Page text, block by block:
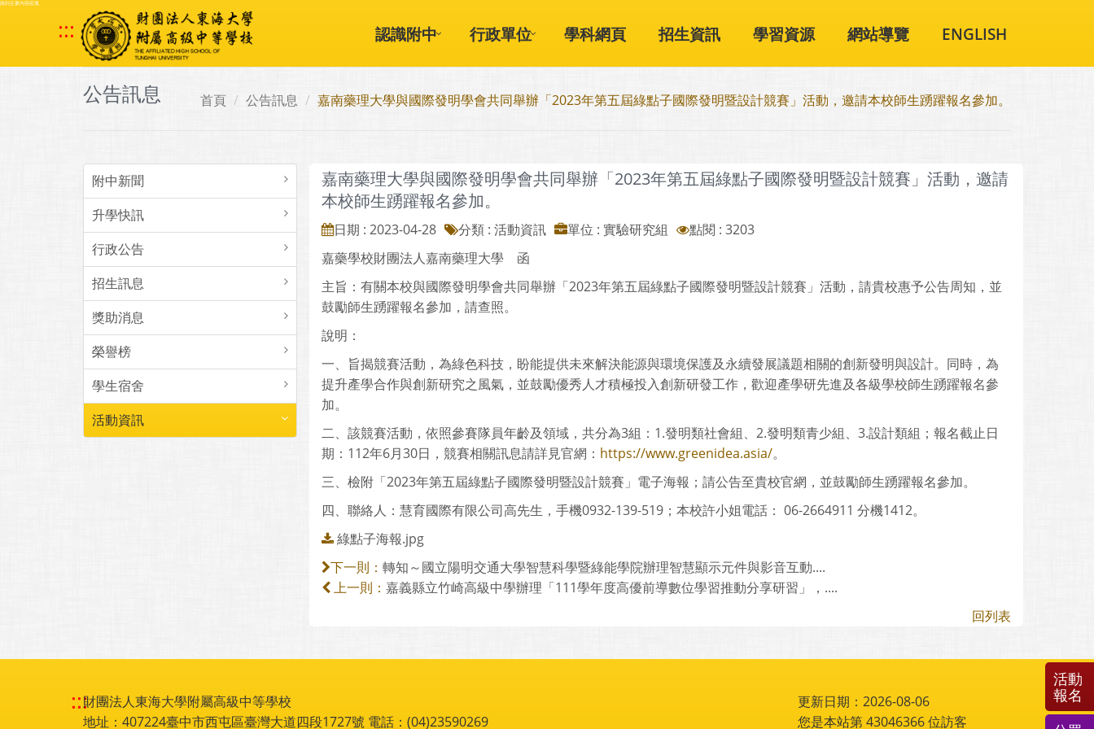
跳到主要內容區塊
::: 認識附中 行政單位 學科網頁 招生資訊 學習資源 網站導覽 ENGLISH
公告訊息 首頁 公告訊息 嘉南藥理大學與國際發明學會共同舉辦「2023年第五屆綠點子國際發明暨設計競賽」活動，邀請本校師生踴躍報名參加。
附中新聞
升學快訊
行政公告
招生訊息
獎助消息
榮譽榜
學生宿舍
活動資訊
嘉南藥理大學與國際發明學會共同舉辦「2023年第五屆綠點子國際發明暨設計競賽」活動，邀請
本校師生踴躍報名參加。
日期 : 2023-04-28 分類 : 活動資訊 單位 : 實驗研究組
點閱 : 3203
嘉藥學校財團法人嘉南藥理大學 函
主旨：有關本校與國際發明學會共同舉辦「2023年第五屆綠點子國際發明暨設計競賽」活動，請貴校惠予公告周知，並
鼓勵師生踴躍報名參加，請查照。
說明：
一、旨揭競賽活動，為綠色科技，盼能提供未來解決能源與環境保護及永續發展議題相關的創新發明與設計。同時，為
提升產學合作與創新研究之風氣，並鼓勵優秀人才積極投入創新研發工作，歡迎產學研先進及各級學校師生踴躍報名參
加。
二、該競賽活動，依照參賽隊員年齡及領域，共分為3組：1.發明類社會組、2.發明類青少組、3.設計類組；報名截止日
期：112年6月30日，競賽相關訊息請詳見官網： https://www.greenidea.asia/。
三、檢附「2023年第五屆綠點子國際發明暨設計競賽」電子海報；請公告至貴校官網，並鼓勵師生踴躍報名參加。
四、聯絡人：慧育國際有限公司高先生，手機0932-139-519；本校許小姐電話： 06-2664911 分機1412。
綠點子海報.jpg
下一則： 轉知～國立陽明交通大學智慧科學暨綠能學院辦理智慧顯示元件與影音互動....
上一則： 嘉義縣立竹崎高級中學辦理「111學年度高優前導數位學習推動分享研習」，....
回列表
:::財團法人東海大學附屬高級中等學校
地址：407224臺中市西屯區臺灣大道四段1727號 電話：(04)23590269
更新日期：2026-08-06
您是本站第43046366位訪客
活動
報名